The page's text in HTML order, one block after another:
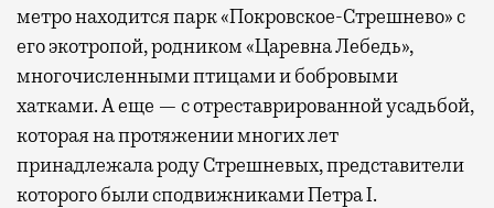
метро находится парк «Покровское-Стрешнево» с
его экотропой, родником «Царевна Лебедь»,
многочисленными птицами и бобровыми
хатками. А еще — с отреставрированной усадьбой,
которая на протяжении многих лет
принадлежала роду Стрешневых, представители
которого были сподвижниками Петра I.